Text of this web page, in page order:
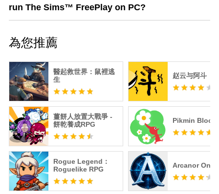
run The Sims™ FreePlay on PC?
為您推薦
醫起救世界：鼠裡逃
生
赵云与阿斗
薑餅人放置大戰爭 -
餅乾養成RPG
Pikmin Bloom
Rogue Legend：
Roguelike RPG
Arcanor